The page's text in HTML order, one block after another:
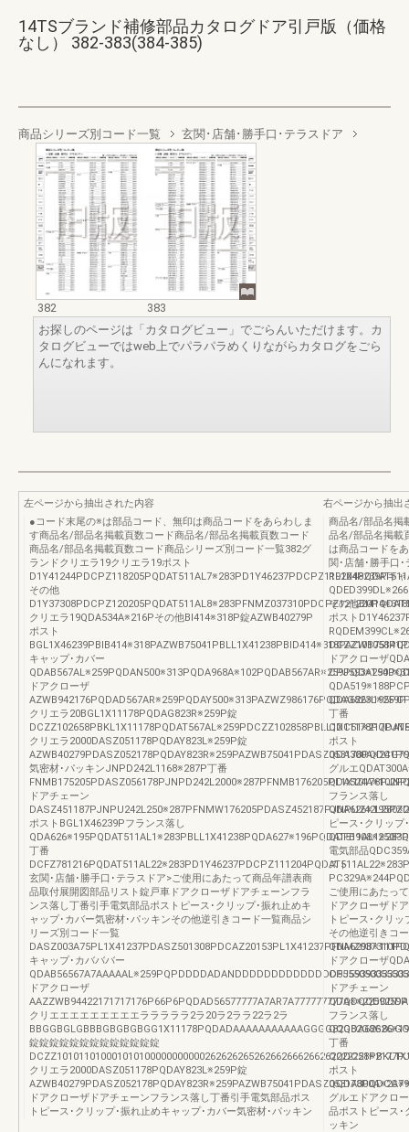
14TSブランド補修部品カタログドア引戸版（価格
なし） 382-383(384-385)
商品シリーズ別コード一覧 玄関･店舗･勝手口･テラスドア
382
383
お探しのページは「カタログビュー」でごらんいただけます。カ
タログビューではweb上でパラパラめくりながらカタログをごら
んになれます。
左ページから抽出された内容
●コード末尾の※は部品コード、無印は商品コードをあらわしま
す商品名/部品名掲載頁数コード商品名/部品名掲載頁数コード
商品名/部品名掲載頁数コード商品シリーズ別コード一覧382グ
ランドクリエラ19クリエラ19ポスト
その他
クリエラ19QDA534A※216Pその他BI414※318P錠AZWB40279P
ポスト
キャップ･カバー
ドアクローザ
AZWB942176PQDAD567AR※259PQDAY500※313PAZWZ986176PQDAG823L※259P
クリエラ20BGL1X11178PQDAG823R※259P錠
クリエラ2000DASZ051178PQDAY823L※259P錠
気密材･パッキンJNPD242L1168※287P丁番
ドアチェーン
ポストBGL1X46239Pフランス落し
丁番
玄関･店舗･勝手口･テラスドア>ご使用にあたって商品年譜表商
品取付展開図部品リスト錠戸車ドアクローザドアチェーンフラ
ンス落し丁番引手電気部品ポストピース･クリップ･振れ止めキ
ャップ･カバー気密材･パッキンその他逆引きコード一覧商品シ
リーズ別コード一覧
キャップ･カバババー
ドアクローザ
クリエエエエエエエエエラララララ2ラ20ラ2ララ22ラ2ラ
錠錠錠錠錠錠錠錠錠錠錠錠錠
クリエラ2000DASZ051178PQDAY823L※259P錠
ドアクローザドアチェーンフランス落し丁番引手電気部品ポス
トピース･クリップ･振れ止めキャップ･カバー気密材･パッキン
右ページから抽出
商品名/部品名掲
品名/部品名掲載
は商品コードを
関･店舗･勝手口･
RL1X48239Pキ
その他
ポスト
ドアクローザ
丁番
ポスト
グルエ
フランス落し
ピース･クリップ
電気部品
スト
ご使用にあたっ
ドアクローザド
トピース･クリ
その他逆引きコ
ドアクローザ
ドアチェーン
フランス落し
丁番
ポスト
グルエドアクロ
品ポストピース･
ッキン